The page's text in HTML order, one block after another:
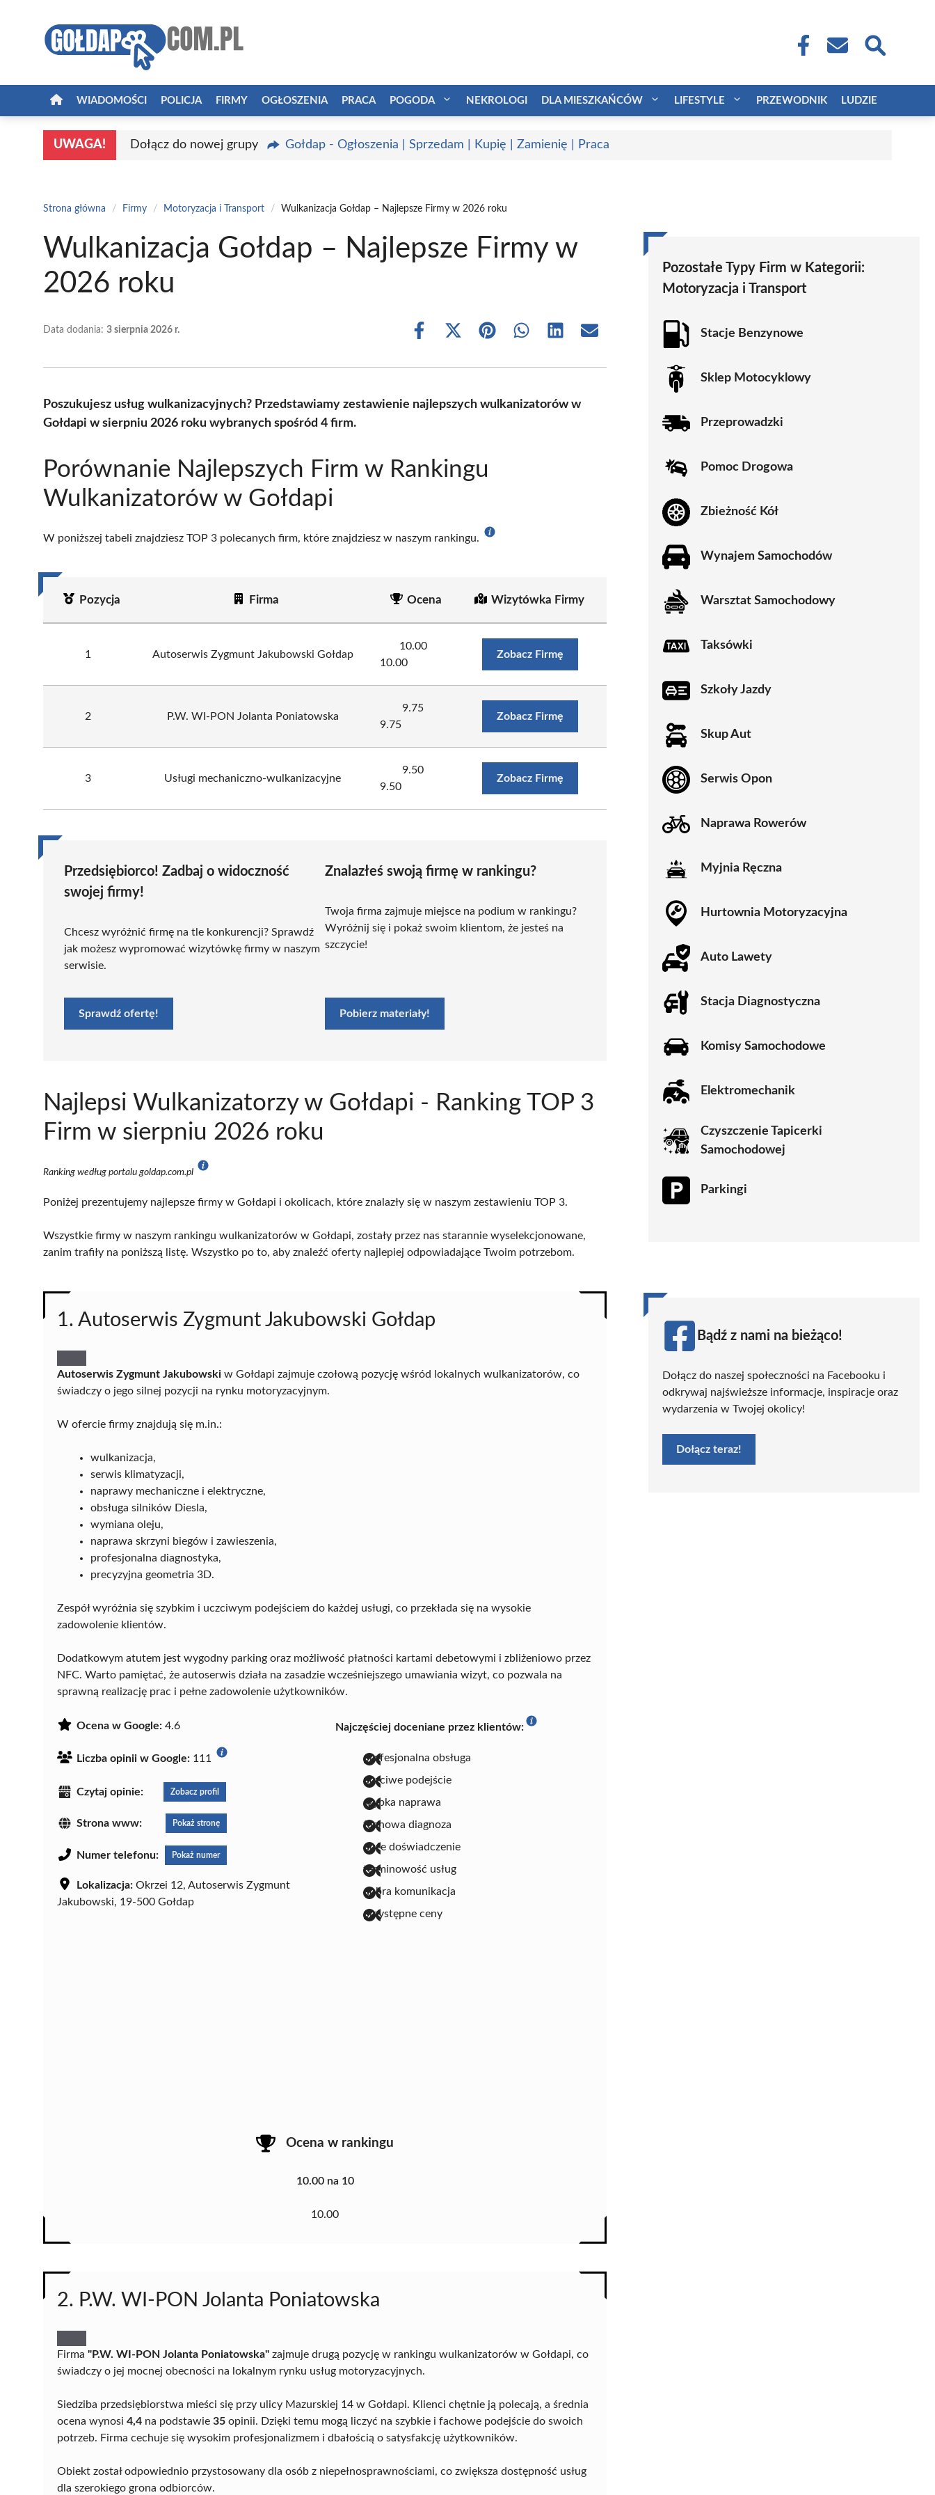
WIADOMOŚCI POLICJA FIRMY OGŁOSZENIA PRACA POGODA NEKROLOGI DLA MIESZKAŃCÓW LIFESTYLE PRZEWODNIK LUDZIE
UWAGA! Dołącz do nowej grupy Gołdap - Ogłoszenia | Sprzedam | Kupię | Zamienię | Praca
Strona główna / Firmy / Motoryzacja i Transport / Wulkanizacja Gołdap – Najlepsze Firmy w 2026 roku
Wulkanizacja Gołdap – Najlepsze Firmy w
2026 roku
Data dodania: 3 sierpnia 2026 r.
Share
Share
(Twitter)
Share Share Share Share
Poszukujesz usług wulkanizacyjnych? Przedstawiamy zestawienie najlepszych wulkanizatorów w
Gołdapi w sierpniu 2026 roku wybranych spośród 4 firm.
Porównanie Najlepszych Firm w Rankingu
Wulkanizatorów w Gołdapi
W poniższej tabeli znajdziesz TOP 3 polecanych firm, które znajdziesz w naszym rankingu.
Pozycja Firma Ocena Wizytówka Firmy
1 Autoserwis Zygmunt Jakubowski Gołdap
10.00
10.00
Zobacz Firmę
2 P.W. WI-PON Jolanta Poniatowska
9.75
9.75
Zobacz Firmę
3 Usługi mechaniczno-wulkanizacyjne
9.50
9.50
Zobacz Firmę
Przedsiębiorco! Zadbaj o widoczność
swojej firmy!
Chcesz wyróżnić firmę na tle konkurencji? Sprawdź
jak możesz wypromować wizytówkę firmy w naszym
serwisie.
Sprawdź ofertę!
Znalazłeś swoją firmę w rankingu?
Twoja firma zajmuje miejsce na podium w rankingu?
Wyróżnij się i pokaż swoim klientom, że jesteś na
szczycie!
Pobierz materiały!
Najlepsi Wulkanizatorzy w Gołdapi - Ranking TOP 3
Firm w sierpniu 2026 roku
Ranking według portalu goldap.com.pl
Poniżej prezentujemy najlepsze firmy w Gołdapi i okolicach, które znalazły się w naszym zestawieniu TOP 3.
Wszystkie firmy w naszym rankingu wulkanizatorów w Gołdapi, zostały przez nas starannie wyselekcjonowane,
zanim trafiły na poniższą listę. Wszystko po to, aby znaleźć oferty najlepiej odpowiadające Twoim potrzebom.
1. Autoserwis Zygmunt Jakubowski Gołdap
Autoserwis Zygmunt Jakubowski w Gołdapi zajmuje czołową pozycję wśród lokalnych wulkanizatorów, co
świadczy o jego silnej pozycji na rynku motoryzacyjnym.
W ofercie firmy znajdują się m.in.:
wulkanizacja,
serwis klimatyzacji,
naprawy mechaniczne i elektryczne,
obsługa silników Diesla,
wymiana oleju,
naprawa skrzyni biegów i zawieszenia,
profesjonalna diagnostyka,
precyzyjna geometria 3D.
Zespół wyróżnia się szybkim i uczciwym podejściem do każdej usługi, co przekłada się na wysokie
zadowolenie klientów.
Dodatkowym atutem jest wygodny parking oraz możliwość płatności kartami debetowymi i zbliżeniowo przez
NFC. Warto pamiętać, że autoserwis działa na zasadzie wcześniejszego umawiania wizyt, co pozwala na
sprawną realizację prac i pełne zadowolenie użytkowników.
Ocena w Google: 4.6
Liczba opinii w Google: 111
Czytaj opinie: Zobacz profil
Strona www: Pokaż stronę
Numer telefonu: Pokaż numer
Lokalizacja: Okrzei 12, Autoserwis Zygmunt
Jakubowski, 19-500 Gołdap
Najczęściej doceniane przez klientów:
profesjonalna obsługa
uczciwe podejście
szybka naprawa
fachowa diagnoza
duże doświadczenie
terminowość usług
dobra komunikacja
przystępne ceny
Ocena w rankingu
10.00 na 10
10.00
2. P.W. WI-PON Jolanta Poniatowska
Firma "P.W. WI-PON Jolanta Poniatowska" zajmuje drugą pozycję w rankingu wulkanizatorów w Gołdapi, co
świadczy o jej mocnej obecności na lokalnym rynku usług motoryzacyjnych.
Siedziba przedsiębiorstwa mieści się przy ulicy Mazurskiej 14 w Gołdapi. Klienci chętnie ją polecają, a średnia
ocena wynosi 4,4 na podstawie 35 opinii. Dzięki temu mogą liczyć na szybkie i fachowe podejście do swoich
potrzeb. Firma cechuje się wysokim profesjonalizmem i dbałością o satysfakcję użytkowników.
Obiekt został odpowiednio przystosowany dla osób z niepełnosprawnościami, co zwiększa dostępność usług
dla szerokiego grona odbiorców.
Pozostałe Typy Firm w Kategorii:
Motoryzacja i Transport
Stacje Benzynowe
Sklep Motocyklowy
Przeprowadzki
Pomoc Drogowa
Zbieżność Kół
Wynajem Samochodów
Warsztat Samochodowy
Taksówki
Szkoły Jazdy
Skup Aut
Serwis Opon
Naprawa Rowerów
Myjnia Ręczna
Hurtownia Motoryzacyjna
Auto Lawety
Stacja Diagnostyczna
Komisy Samochodowe
Elektromechanik
Czyszczenie Tapicerki
Samochodowej
Parkingi
Bądź z nami na bieżąco!
Dołącz do naszej społeczności na Facebooku i
odkrywaj najświeższe informacje, inspiracje oraz
wydarzenia w Twojej okolicy!
Dołącz teraz!